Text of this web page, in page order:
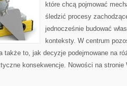
które chcą pojmować
śledzić procesy
jednocześnie budować
konteksty. W centrum
także to, jak decyzje podejmowane na
konsekwencje. Nowości na